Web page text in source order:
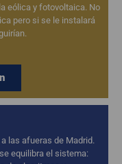
eólica y fotovoltaica. No
pero si se le instalará
las afueras de Madrid.
equilibra el sistema: